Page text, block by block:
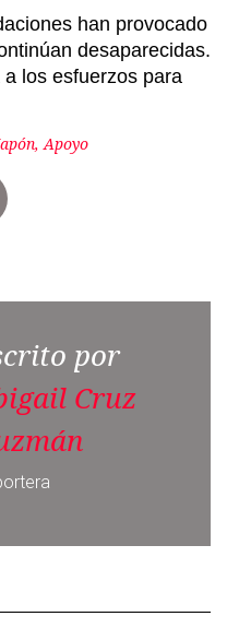
han provocado
desaparecidas.
los esfuerzos para
Apoyo
por
Cruz